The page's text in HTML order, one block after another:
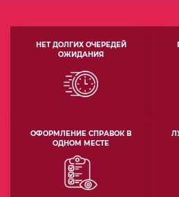
НЕТ ДОЛГИХ ОЧЕРЕДЕЙ
ОЖИДАНИЯ
ОФОРМЛЕНИЕ СПРАВОК В
ОДНОМ МЕСТЕ